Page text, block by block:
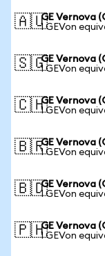
🇦🇺GE Vernova
1 GEVon
🇸🇬GE Vernova
1 GEVon
🇨🇭GE Vernova
1 GEVon
🇧🇷GE Vernova
1 GEVon
🇧🇩GE Vernova
1 GEVon
🇵🇭GE Vernova
1 GEVon